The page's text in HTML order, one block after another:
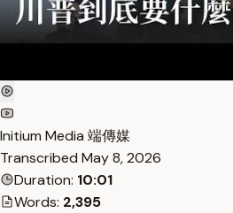
Initium Media 端傳媒
Transcribed May 8, 2026
Duration: 10:01
Words: 2,395